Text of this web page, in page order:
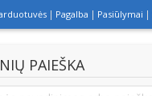
Pagalba Pasiūlymai
PAIEŠKA